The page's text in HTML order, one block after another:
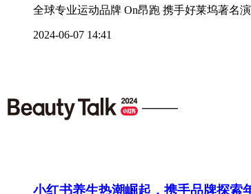
全球专业运动品牌 On昂跑 携手好莱坞著名
2024-06-07 14:41
小红书养生热潮崛起，携手品牌探索